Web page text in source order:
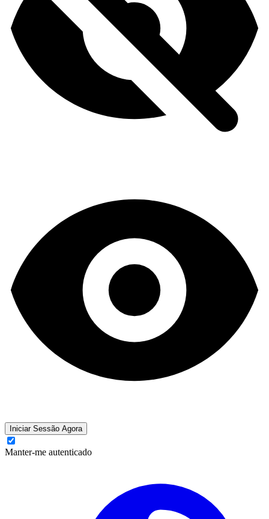
Iniciar Sessão Agora
Manter-me autenticado